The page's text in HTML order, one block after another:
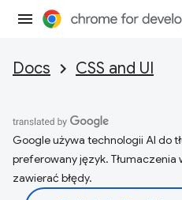
Docs CSS and UI
Google używa technologii AI do
preferowany język.
zawierać błędy.